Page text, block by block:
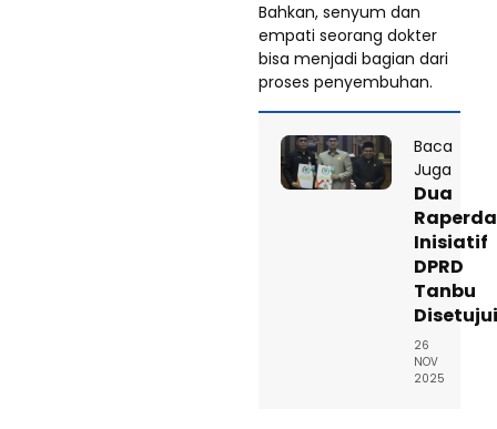
Bahkan, senyum dan
empati seorang dokter
bisa menjadi bagian dari
proses penyembuhan.
Baca
Juga
Dua
Raperda
Inisiatif
DPRD
Tanbu
Disetujui
26
NOV
2025